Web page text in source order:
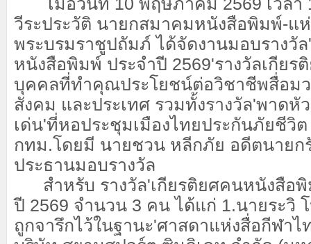
วีระประวัติ นายกสมาคมหนังสือพิมพ์-แห่
พระบรมราชูปถัมภ์ ได้จัดงานมอบรางวั
หนังสือพิมพ์ ประจำปี 2569'รางวัลเกียร
บุคคลที่ทำคุณประโยชน์ต่อวิชาชีพสื่อม
สังคม และประเทศ รวมทั้งรางวัล'พาดหั
เด่น'ที่หอประชุมเมืองไทยประกันภัยชีวิ
กทม.โดยมี นายชวน หลีกภัย อดีตนายก
ประธานมอบรางวัล
สำหรับ รางวัล'เกียรติยศคนหนังสือพิ
ปี 2569 จำนวน 3 คน ได้แก่ 1.นายระวิ
ถูกจารึกไว้ในฐานะ'ศาสดาแห่งสื่อกีฬาไ